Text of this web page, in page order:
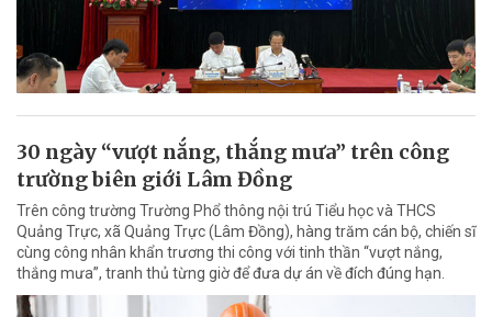
30 ngày “vượt nắng, thắng mưa” trên công
trường biên giới Lâm Đồng
Trên công trường Trường Phổ thông nội trú Tiểu học và THCS
Quảng Trực, xã Quảng Trực (Lâm Đồng), hàng trăm cán bộ, chiến sĩ
cùng công nhân khẩn trương thi công với tinh thần “vượt nắng,
thắng mưa”, tranh thủ từng giờ để đưa dự án về đích đúng hạn.